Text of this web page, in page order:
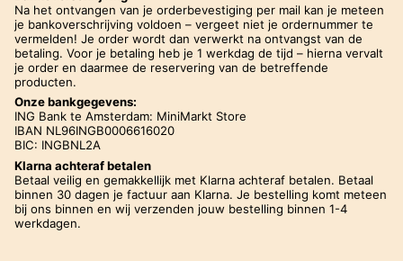
Na het ontvangen van je orderbevestiging per mail kan je meteen
je bankoverschrijving voldoen – vergeet niet je ordernummer te
vermelden! Je order wordt dan verwerkt na ontvangst van de
betaling. Voor je betaling heb je 1 werkdag de tijd – hierna vervalt
je order en daarmee de reservering van de betreffende
producten.
Onze bankgegevens:
ING Bank te Amsterdam: MiniMarkt Store
IBAN NL96INGB0006616020
BIC: INGBNL2A
Klarna achteraf betalen
Betaal veilig en gemakkellijk met Klarna achteraf betalen. Betaal
binnen 30 dagen je factuur aan Klarna. Je bestelling komt meteen
bij ons binnen en wij verzenden jouw bestelling binnen 1-4
werkdagen.